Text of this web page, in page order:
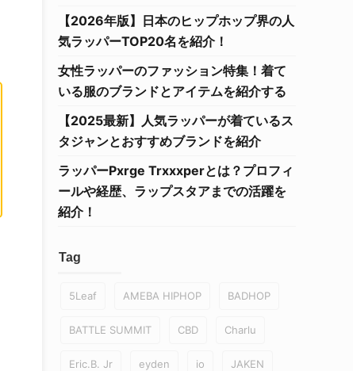
【2026年版】日本のヒップホップ界の人
気ラッパーTOP20名を紹介！
女性ラッパーのファッション特集！着て
いる服のブランドとアイテムを紹介する
【2025最新】人気ラッパーが着ているス
タジャンとおすすめブランドを紹介
ラッパーPxrge Trxxxperとは？プロフィ
ールや経歴、ラップスタアまでの活躍を
紹介！
Tag
5Leaf AMEBA HIPHOP BADHOP
BATTLE SUMMIT CBD Charlu
Eric.B. Jr eyden io JAKEN